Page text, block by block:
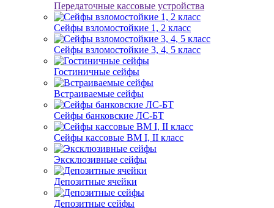
Передаточные кассовые устройства
Сейфы взломостойкие 1, 2 класс
Сейфы взломостойкие 3, 4, 5 класс
Гостиничные сейфы
Встраиваемые сейфы
Сейфы банковские ЛС-БТ
Сейфы кассовые ВМ I, II класс
Эксклюзивные сейфы
Депозитные ячейки
Депозитные сейфы